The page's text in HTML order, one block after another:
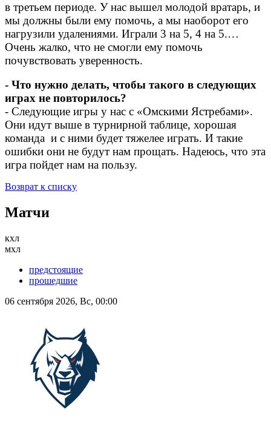
в третьем периоде. У нас вышел молодой вратарь, и
мы должны были ему помочь, а мы наоборот его
нагрузили удалениями. Играли 3 на 5, 4 на 5.…
Очень жалко, что не смогли ему помочь
почувствовать уверенность.
- Что нужно делать, чтобы такого в следующих
играх не повторилось?
- Следующие игры у нас с «Омскими Ястребами».
Они идут выше в турнирной таблице, хорошая
команда и с ними будет тяжелее играть. И такие
ошибки они не будут нам прощать. Надеюсь, что эта
игра пойдет нам на пользу.
Возврат к списку
Матчи
кхл
мхл
предстоящие
прошедшие
06 сентября 2026, Вс, 00:00